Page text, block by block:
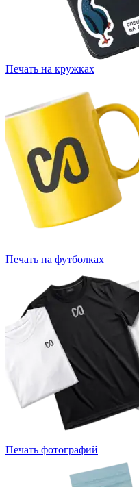
Печать на кружках
Печать на футболках
Печать фотографий